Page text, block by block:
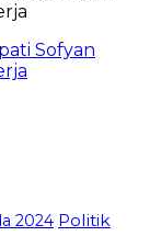
Sofyan
2024 Politik